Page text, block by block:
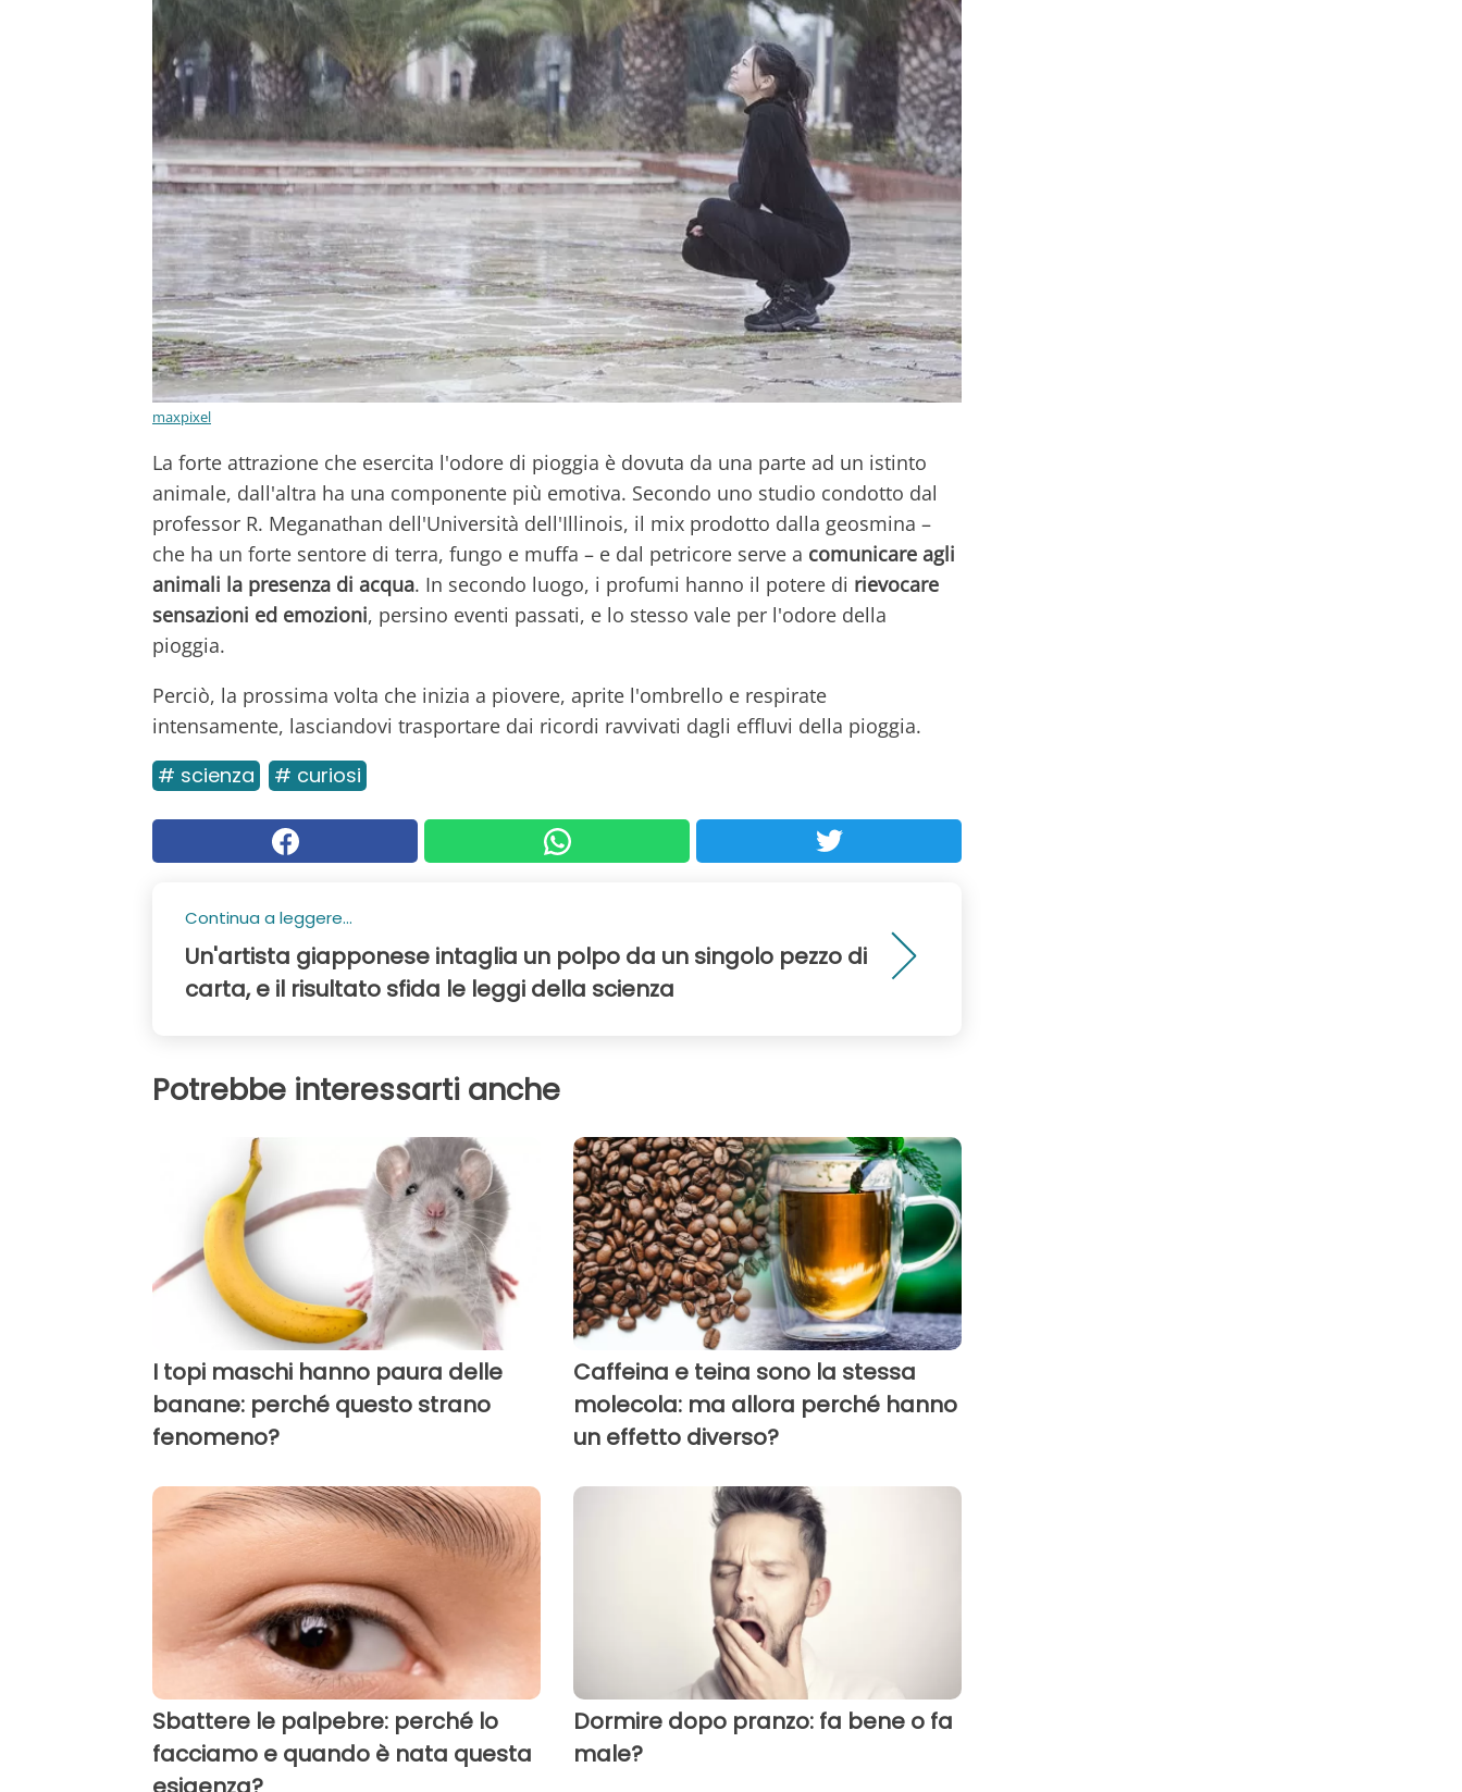
maxpixel
La forte attrazione che esercita l'odore di pioggia è dovuta da una parte ad un istinto
animale, dall'altra ha una componente più emotiva. Secondo uno studio condotto dal
professor R. Meganathan dell'Università dell'Illinois, il mix prodotto dalla geosmina –
che ha un forte sentore di terra, fungo e muffa – e dal petricore serve a comunicare agli
animali la presenza di acqua. In secondo luogo, i profumi hanno il potere di rievocare
sensazioni ed emozioni, persino eventi passati, e lo stesso vale per l'odore della
pioggia.
Perciò, la prossima volta che inizia a piovere, aprite l'ombrello e respirate
intensamente, lasciandovi trasportare dai ricordi ravvivati dagli effluvi della pioggia.
# scienza # curiosi
Continua a leggere...
Un'artista giapponese intaglia un polpo da un singolo pezzo di
carta, e il risultato sfida le leggi della scienza
Potrebbe interessarti anche
I topi maschi hanno paura delle
banane: perché questo strano
fenomeno?
Caffeina e teina sono la stessa
molecola: ma allora perché hanno
un effetto diverso?
Sbattere le palpebre: perché lo
facciamo e quando è nata questa
Dormire dopo pranzo: fa bene o fa
male?